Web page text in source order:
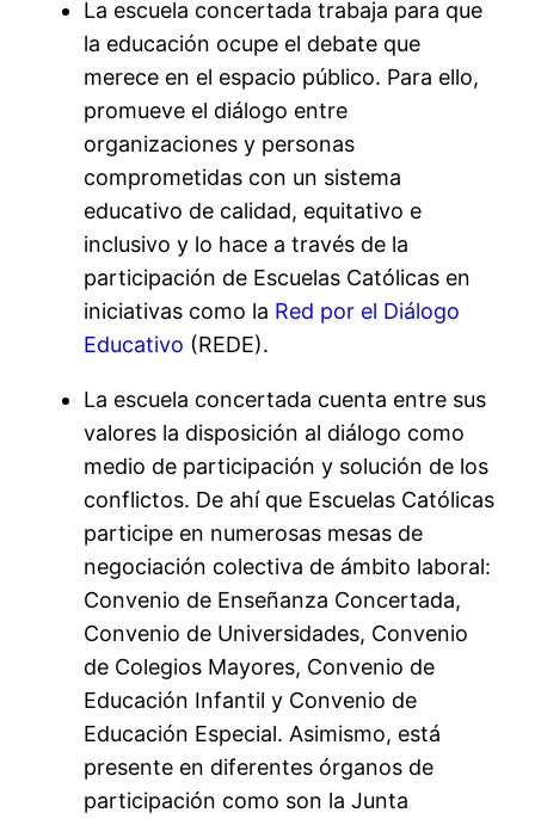
La escuela concertada trabaja para que
la educación ocupe el debate que
merece en el espacio público. Para ello,
promueve el diálogo entre
organizaciones y personas
comprometidas con un sistema
educativo de calidad, equitativo e
inclusivo y lo hace a través de la
participación de Escuelas Católicas en
iniciativas como la Red por el Diálogo
Educativo (REDE).
La escuela concertada cuenta entre sus
valores la disposición al diálogo como
medio de participación y solución de los
conflictos. De ahí que Escuelas Católicas
participe en numerosas mesas de
negociación colectiva de ámbito laboral:
Convenio de Enseñanza Concertada,
Convenio de Universidades, Convenio
de Colegios Mayores, Convenio de
Educación Infantil y Convenio de
Educación Especial. Asimismo, está
presente en diferentes órganos de
participación como son la Junta